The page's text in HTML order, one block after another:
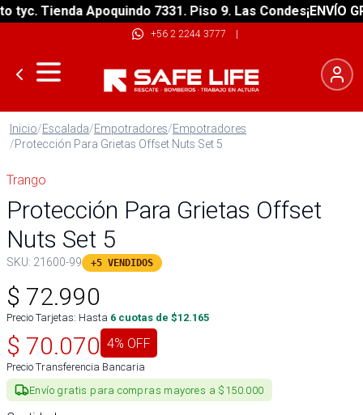
Tienda Apoquindo 7331. Piso 9. Las Condes¡ENVÍO
+56 2 2244 3777 |
Inicio/Escalada/Empotradores/Empotradores
/Protección Para Grietas Offset Nuts Set 5
Trango
Protección Para Grietas Offset
Nuts Set 5
SKU: 21600-99 +5 VENDIDOS
$ 72.990
Precio Tarjetas: Hasta 6 cuotas de $12.165
$ 70.070 4% OFF
Precio Transferencia Bancaria
Envío gratis para compras mayores a $150.000